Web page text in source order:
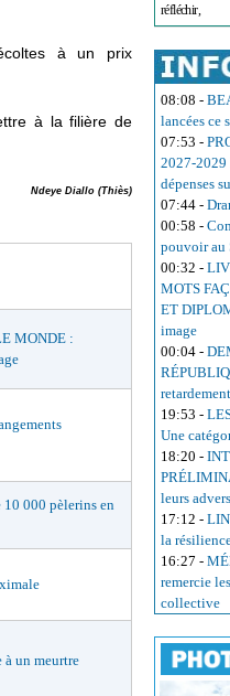
à un prix
à la filière de
Ndeye Diallo (Thiès)
MONDE :
000 pèlerins en
un meurtre
réfléchir,
08:08 -
lancées ce
07:53 -
2027-2029
dépenses
07:44 -
00:58 -
pouvoir au
00:32 -
MOTS
ET
image
00:04 -
19:53 -
Une
18:20 -
leurs
17:12 -
la
16:27 -
remercie
collective